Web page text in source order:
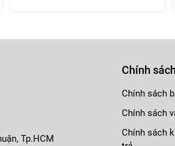
Tp.HCM
Chính sách
Chính sách
Chính sách
Chính sách